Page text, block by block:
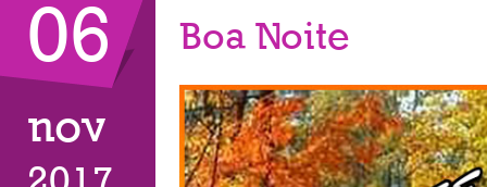
06
nov
Boa Noite